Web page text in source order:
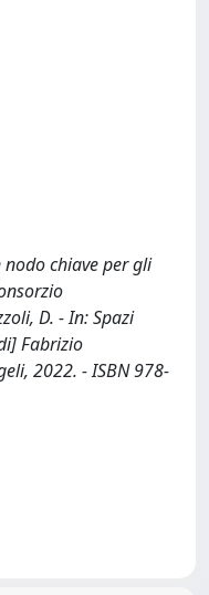
chiave per gli
D. - In: Spazi
Fabrizio
2022. - ISBN 978-